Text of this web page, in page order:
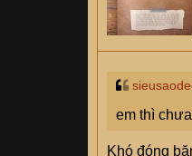
em thì
Khó đóng